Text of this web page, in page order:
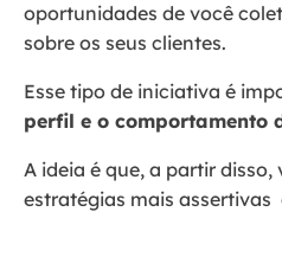
oportunidades de você
sobre os seus clientes.
Esse tipo de iniciativa é
perfil e o comportamento
A ideia é que, a partir
estratégias mais assertivas